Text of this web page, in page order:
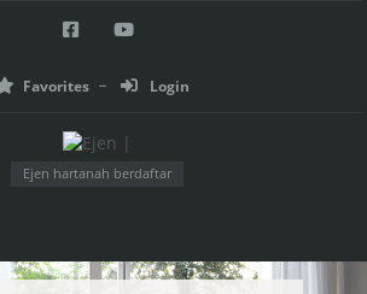
Favorites Login
Ejen hartanah berdaftar